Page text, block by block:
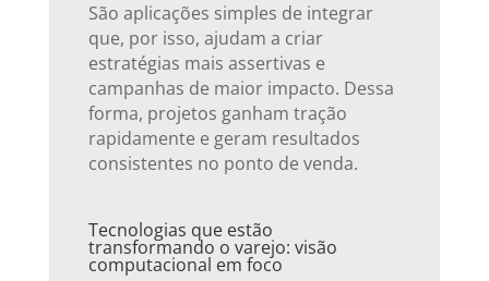
São aplicações simples de integrar
que, por isso, ajudam a criar
estratégias mais assertivas e
campanhas de maior impacto. Dessa
forma, projetos ganham tração
rapidamente e geram resultados
consistentes no ponto de venda.
Tecnologias que estão
transformando o varejo: visão
computacional em foco